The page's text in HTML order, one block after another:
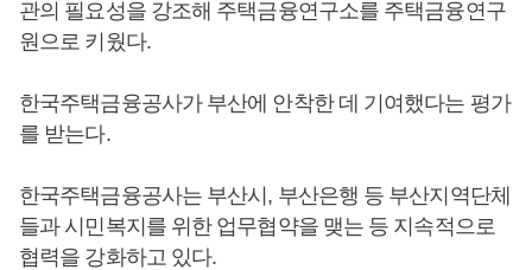
관의 필요성을 강조해 주택금융연구소를 주택금융연구
원으로 키웠다.
한국주택금융공사가 부산에 안착한 데 기여했다는 평가
를 받는다.
한국주택금융공사는 부산시, 부산은행 등 부산지역단체
들과 시민복지를 위한 업무협약을 맺는 등 지속적으로
협력을 강화하고 있다.